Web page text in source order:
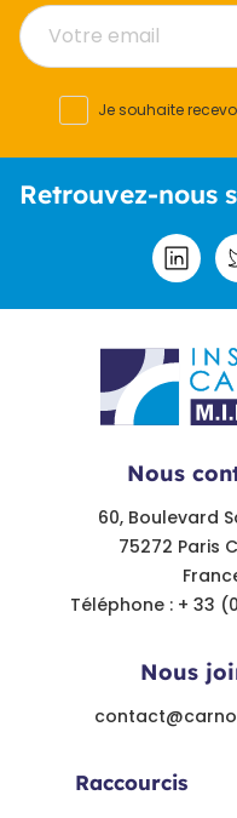
Je souhaite
Retrouvez-nous
Nous
Nous
60, Boulevard
75272 Paris
Téléphone : + 33
Raccourcis